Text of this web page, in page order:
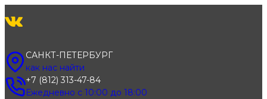
к
САНКТ-ПЕТЕРБУРГ
как нас найти
+7 (812) 313-47-84
Ежедневно с 10:00 до 18:00